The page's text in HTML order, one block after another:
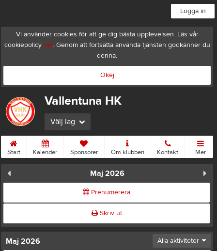
Logga in
Vi använder cookies för att ge dig bästa upplevelsen. Läs vår
cookiepolicy här. Genom att fortsätta använda tjänsten godkänner du
denna.
Okej
Vallentuna HK
Välj lag
Start Kalender Sponsorer Om klubben Kontakt Mer
Maj 2026
Prenumerera
Skriv ut
Maj 2026 Alla aktiviteter